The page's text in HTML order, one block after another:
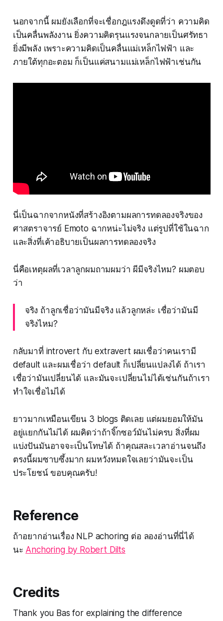
นอกจากนี้ ผมยังเลือกที่จะเชื่อกฎแรงดึงดูดที่ว่า ความคิด
เป็นคลื่นพลังงาน ยิ่งความคิดรุนแรงจนกลายเป็นศรัทธา
ยิ่งมีพลัง เพราะความคิดเป็นคลื่นแม่เหล็กไฟฟ้า และ
ภายใต้ทุกอะตอม ก็เป็นแค่สนามแม่เหล็กไฟฟ้าเช่นกัน
นี่เป็นฉากจากหนังที่สร้างอิงตามผลการทดลองจริงของ
ศาสตราจารย์ Emoto ฉากหน่ะไม่จริง แต่รูปที่ใช้ในฉาก
และสิ่งที่เค้าอธิบายเป็นผลการทดลองจริง
นี่คือเหตุผลที่เวลาลูกผมถามผมว่า ผีมีจริงไหม? ผมตอบ
ว่า
จริง ถ้าลูกเชื่อว่ามันมีจริง แล้วลูกหล่ะ เชื่อว่ามันมี
จริงไหม?
กลับมาที่ introvert กับ extravert ผมเชื่อว่าคนเรามี
default และผมเชื่อว่า default ก็เปลี่ยนแปลงได้ ถ้าเรา
เชื่อว่ามันเปลี่ยนได้ และมันจะเปลี่ยนไม่ได้เช่นกันถ้าเรา
ทำใจเชื่อไม่ได้
ยาวมากเหมือนเขียน 3 blogs ติดเลย แต่ผมยอมให้มัน
อยู่แยกกันไม่ได้ ผมคิดว่าถ้าจิ๊กซอว์มันไม่ครบ สิ่งที่ผม
แบ่งปันมันอาจจะเป็นโทษได้ ถ้าคุณสละเวลาอ่านจนถึง
ตรงนี้ผมซาบซึ้งมาก ผมหวังหมดใจเลยว่ามันจะเป็น
ประโยชน์ ขอบคุณครับ!
Reference
ถ้าอยากอ่านเรื่อง NLP achoring ต่อ ลองอ่านที่นี่ได้
นะ Anchoring by Robert Dilts
Credits
Thank you Bas for explaining the difference